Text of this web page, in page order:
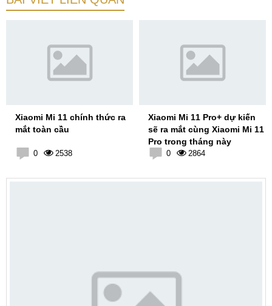
Xiaomi Mi 11 chính thức ra
mắt toàn cầu
0 2538
Xiaomi Mi 11 Pro+ dự kiến
sẽ ra mắt cùng Xiaomi Mi 11
Pro trong tháng này
0 2864